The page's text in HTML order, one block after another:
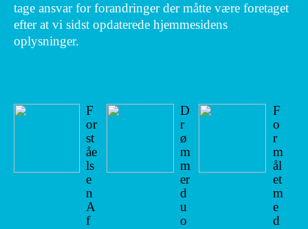
tage ansvar for forandringer der måtte være foretaget
efter at vi sidst opdaterede hjemmesidens
oplysninger.
F
or
st
åe
ls
e
n
A
f
D
r
ø
m
m
er
d
u
o
F
o
r
m
ål
et
m
e
d